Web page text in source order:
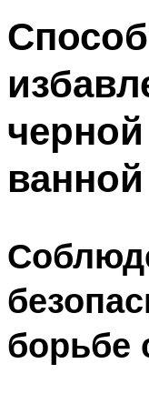
Меню
ванной
борьбе